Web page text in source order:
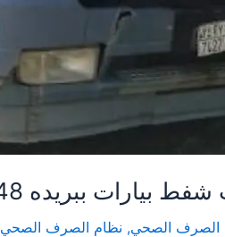
بيارات ببريده 0539415348
الصرف الصحي, نظام الصرف الصحي